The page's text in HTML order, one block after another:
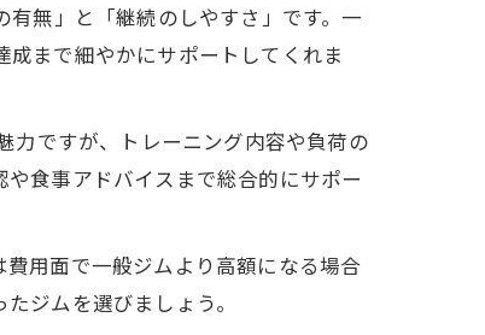
無」と「継続のしやすさ」です。一
まで細やかにサポートしてくれま
力ですが、トレーニング内容や負荷の
食事アドバイスまで総合的にサポー
用面で一般ジムより高額になる場合
ジムを選びましょう。